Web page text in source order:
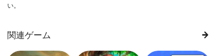
い。
関連ゲーム